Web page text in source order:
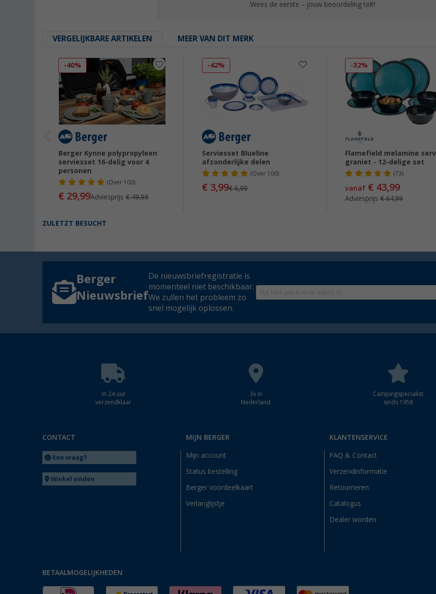
Wees de eerste – jouw beoordeling telt!
VERGELIJKBARE ARTIKELEN MEER VAN DIT MERK
-40%
Berger Kynne polypropyleen
serviesset 16-delig voor 4
personen
(Over 100)
€ 29,99Adviesprijs€ 49,99
-42%
Serviesset Blueline
afzonderlijke delen
(Over100)
€ 3,99€ 6,99
-32%
Flamefield melamine
graniet - 12-delige set
(73)
vanaf € 43,99
Adviesprijs€ 64,99
ZULETZT BESUCHT
Berger
Nieuwsbrief
De nieuwsbriefregistratie is
momenteel niet beschikbaar.
We zullen het probleem zo
snel mogelijk oplossen.
In 24 uur
verzendklaar
3x in
Nederland
Campingspecialist
sinds 1958
CONTACT
Een vraag?
Winkel vinden
MIJN BERGER
Mijn account
Status bestelling
Berger voordeelkaart
Verlanglijstje
KLANTENSERVICE
FAQ & Contact
Verzendinformatie
Retourneren
Catalogus
Dealer worden
BETAALMOGELIJKHEDEN